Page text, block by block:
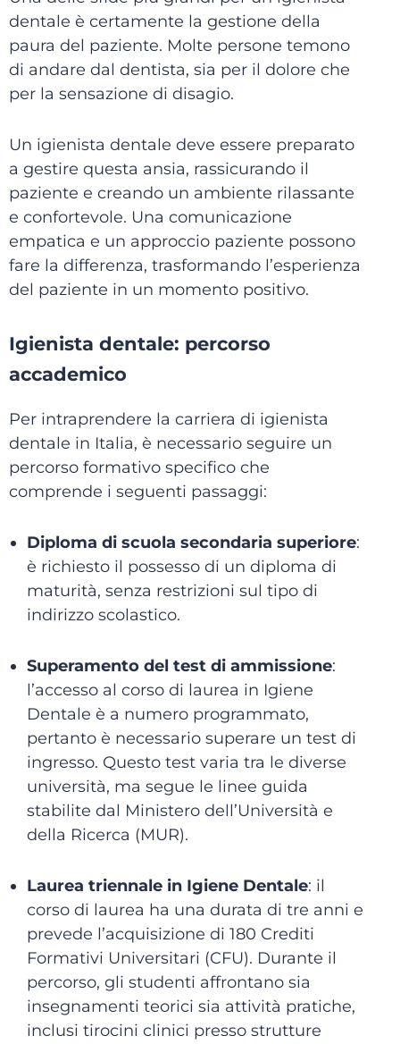
dentale è certamente la gestione della
paura del paziente. Molte persone temono
di andare dal dentista, sia per il dolore che
per la sensazione di disagio.
Un igienista dentale deve essere preparato
a gestire questa ansia, rassicurando il
paziente e creando un ambiente rilassante
e confortevole. Una comunicazione
empatica e un approccio paziente possono
fare la differenza, trasformando l’esperienza
del paziente in un momento positivo.
Igienista dentale: percorso
accademico
Per intraprendere la carriera di igienista
dentale in Italia, è necessario seguire un
percorso formativo specifico che
comprende i seguenti passaggi:
Diploma di scuola secondaria superiore:
è richiesto il possesso di un diploma di
maturità, senza restrizioni sul tipo di
indirizzo scolastico.
Superamento del test di ammissione:
l’accesso al corso di laurea in Igiene
Dentale è a numero programmato,
pertanto è necessario superare un test di
ingresso. Questo test varia tra le diverse
università, ma segue le linee guida
stabilite dal Ministero dell’Università e
della Ricerca (MUR).
Laurea triennale in Igiene Dentale: il
corso di laurea ha una durata di tre anni e
prevede l’acquisizione di 180 Crediti
Formativi Universitari (CFU). Durante il
percorso, gli studenti affrontano sia
insegnamenti teorici sia attività pratiche,
inclusi tirocini clinici presso strutture